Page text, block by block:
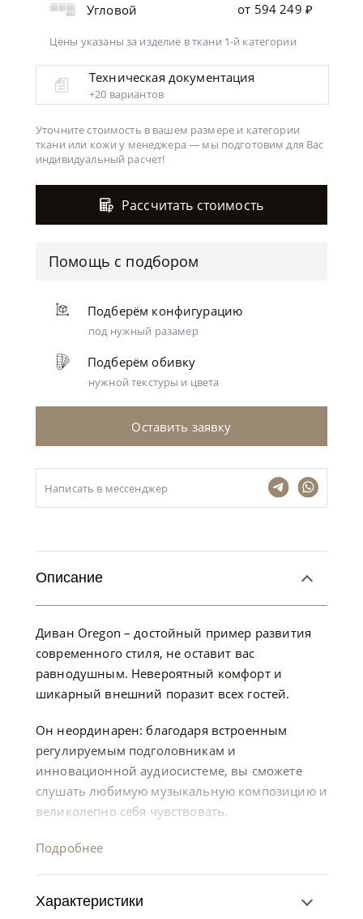
Угловой
от 594 249 ₽
Цены указаны за изделие в ткани 1-й категории
Техническая документация
+20 вариантов
Уточните стоимость в вашем размере и категории
ткани или кожи у менеджера — мы подготовим для Вас
индивидуальный расчет!
Рассчитать стоимость
Помощь с подбором
Подберём конфигурацию
под нужный разамер
Подберём обивку
нужной текстуры и цвета
Оставить заявку
Написать в мессенджер
Описание
Диван Oregon – достойный пример развития
современного стиля, не оставит вас
равнодушным. Невероятный комфорт и
шикарный внешний поразит всех гостей.
Он неординарен: благодаря встроенным
регулируемым подголовникам и
инновационной аудиосистеме, вы сможете
слушать любимую музыкальную композицию и
великолепно себя чувствовать.
Подробнее
Характеристики